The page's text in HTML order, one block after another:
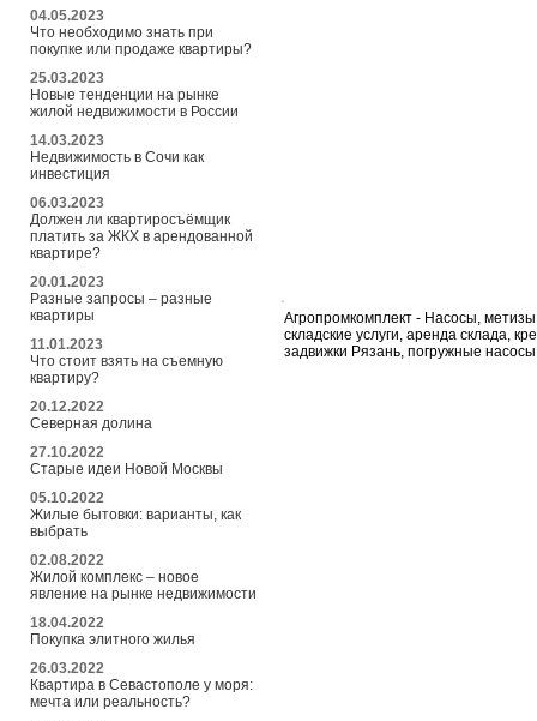
04.05.2023
Что необходимо знать при
покупке или продаже квартиры?
25.03.2023
Новые тенденции на рынке
жилой недвижимости в России
14.03.2023
Недвижимость в Сочи как
инвестиция
06.03.2023
Должен ли квартиросъёмщик
платить за ЖКХ в арендованной
квартире?
20.01.2023
Разные запросы – разные
квартиры
11.01.2023
Что стоит взять на съемную
квартиру?
20.12.2022
Северная долина
27.10.2022
Старые идеи Новой Москвы
05.10.2022
Жилые бытовки: варианты, как
выбрать
02.08.2022
Жилой комплекс – новое
явление на рынке недвижимости
18.04.2022
Покупка элитного жилья
26.03.2022
Квартира в Севастополе у моря:
мечта или реальность?
Агропромкомплект - Насосы,
складские услуги, аренда склада,
задвижки Рязань, погружные